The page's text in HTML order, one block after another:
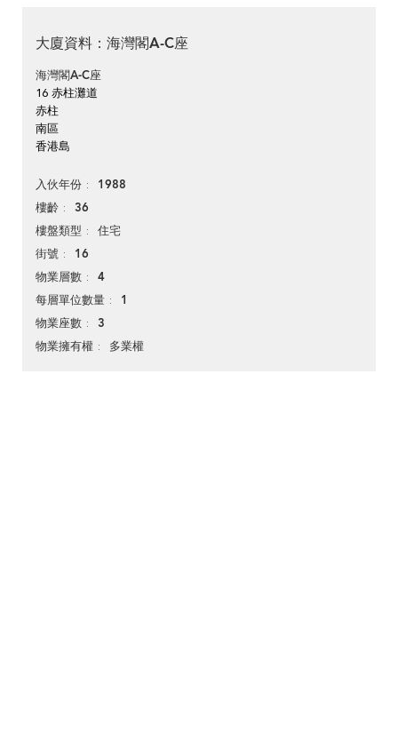
大廈資料：海灣閣A-C座
海灣閣A-C座
16 赤柱灘道
赤柱
南區
香港島
入伙年份 1988
樓齡 36
樓盤類型 住宅
街號 16
物業層數 4
每層單位數量 1
物業座數 3
物業擁有權 多業權